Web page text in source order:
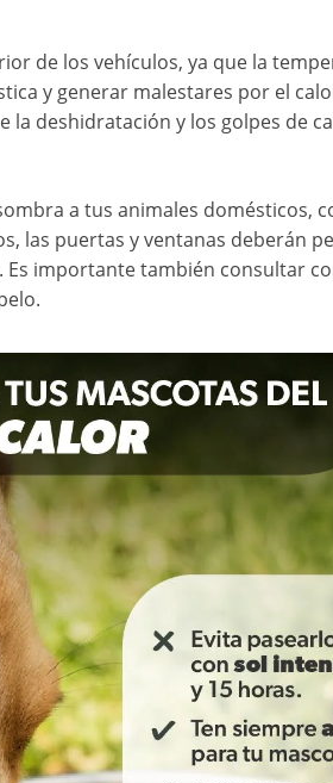
de los vehículos, ya que la
y generar malestares por el
deshidratación y los golpes de
a tus animales domésticos,
las puertas y ventanas deberán
importante también consultar